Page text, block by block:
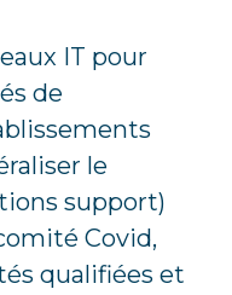
IT pour
de
le
support)
Covid,
qualifiées et